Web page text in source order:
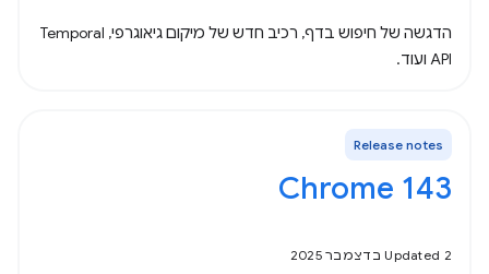
הדגשה של חיפוש בדף, רכיב חדש של מיקום גיאוגרפי, Temporal
API ועוד.
Release notes
Chrome 143
Updated 2 בדצמבר 2025